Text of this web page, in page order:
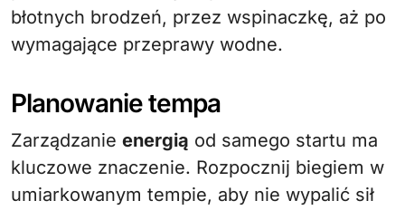
błotnych brodzeń, przez wspinaczkę, aż po
wymagające przeprawy wodne.
Planowanie tempa
Zarządzanie energią od samego startu ma
kluczowe znaczenie. Rozpocznij biegiem w
umiarkowanym tempie, aby nie wypalić sił